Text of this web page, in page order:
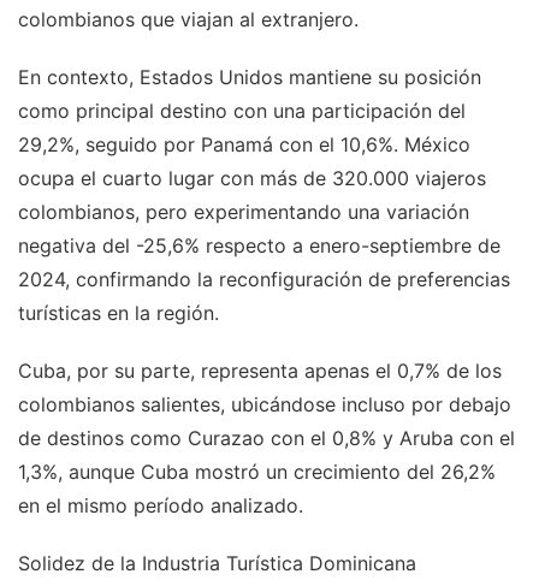
colombianos que viajan al extranjero.
En contexto, Estados Unidos mantiene su posición
como principal destino con una participación del
29,2%, seguido por Panamá con el 10,6%. México
ocupa el cuarto lugar con más de 320.000 viajeros
colombianos, pero experimentando una variación
negativa del -25,6% respecto a enero-septiembre de
2024, confirmando la reconfiguración de preferencias
turísticas en la región.
Cuba, por su parte, representa apenas el 0,7% de los
colombianos salientes, ubicándose incluso por debajo
de destinos como Curazao con el 0,8% y Aruba con el
1,3%, aunque Cuba mostró un crecimiento del 26,2%
en el mismo período analizado.
Solidez de la Industria Turística Dominicana